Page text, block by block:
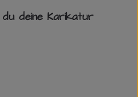
du deine Karikatur